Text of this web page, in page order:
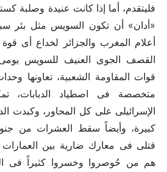
فليتقدم، أما إذا كانت عنيدة وصلبة
«أدان» أن تكون السويس مثل بئر
أعلام المغرب والجزائر لخداع أى قوة
متخصصة فى اصطياد الدبابات،
الإسرائيلى على كل المحاور، وكبدت
كبيرة، وأيضاً سقط العشرات من جنود
قتلى فى معارك ضارية بين العمارات
هم من حُوصروا وخسروا كثيراً فى